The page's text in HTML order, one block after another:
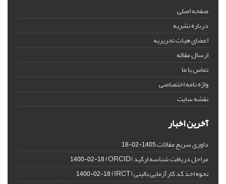
صفحه اصلی
درباره نشریه
اعضای هیات تحریریه
ارسال مقاله
تماس با ما
واژه نامه اختصاصی
نقشه سایت
آخرین اخبار
داوری سریع مقالات1405-02-18
مراحل دریافت شناسه ارکید (ORCID) 1400-02-18
نحوه اخذ کد کارآزمایی بالینی (IRCT) 1400-02-18